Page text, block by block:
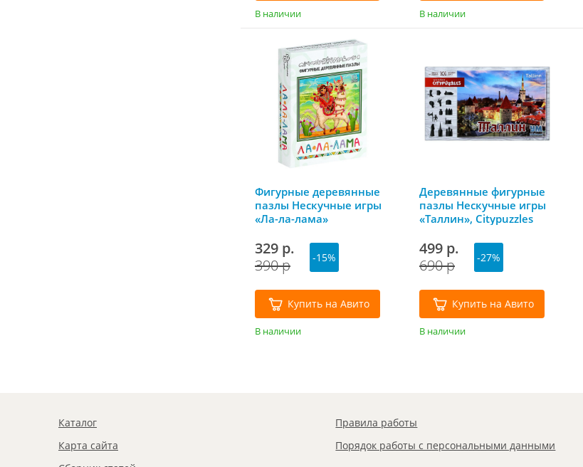
В наличии В наличии
Фигурные деревянные
пазлы Нескучные игры
«Ла-ла-лама»
329 р.
390 р
-15%
Купить на Авито
В наличии
Деревянные фигурные
пазлы Нескучные игры
«Таллин», Citypuzzles
499 р.
690 р
-27%
Купить на Авито
В наличии
Каталог
Карта сайта
Правила работы
Порядок работы с персональными данными